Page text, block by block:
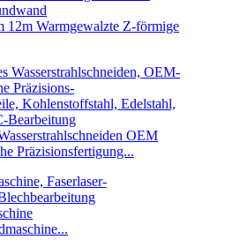
12m Warmgewalzte Z-förmige
OEM
Präzisionsfertigung...